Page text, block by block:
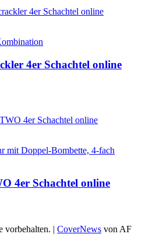
4er Schachtel online
mit Doppel-Bombette, 4-fach
4er Schachtel online
vorbehalten. | CoverNews von AF